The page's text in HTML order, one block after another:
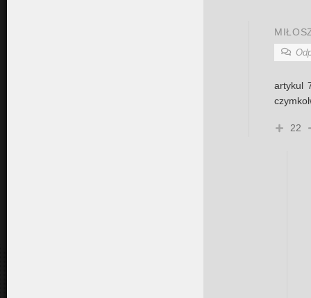
artykul
22